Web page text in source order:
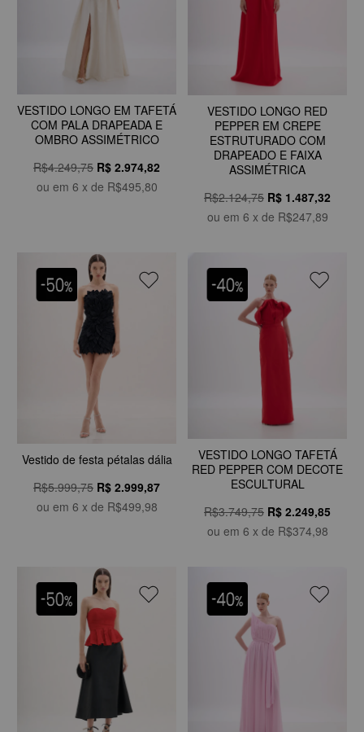
VESTIDO LONGO EM TAFETÁ
COM PALA DRAPEADA E
OMBRO ASSIMÉTRICO
R$4.249,75 R$ 2.974,82
ou em 6 x de R$495,80
VESTIDO LONGO RED
PEPPER EM CREPE
ESTRUTURADO COM
DRAPEADO E FAIXA
ASSIMÉTRICA
R$2.124,75 R$ 1.487,32
ou em 6 x de R$247,89
Vestido de festa pétalas dália
R$5.999,75 R$ 2.999,87
ou em 6 x de R$499,98
VESTIDO LONGO TAFETÁ
RED PEPPER COM DECOTE
ESCULTURAL
R$3.749,75 R$ 2.249,85
ou em 6 x de R$374,98